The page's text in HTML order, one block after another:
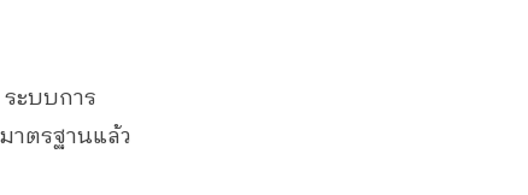
ะบบการ
าตรฐานแล้ว